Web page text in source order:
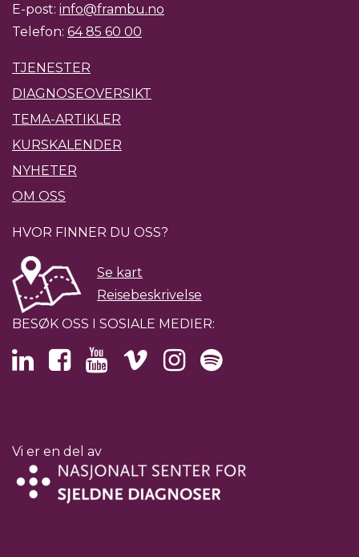
E-post: info@frambu.no
Telefon: 64 85 60 00
TJENESTER
DIAGNOSEOVERSIKT
TEMA-ARTIKLER
KURSKALENDER
NYHETER
OM OSS
HVOR FINNER DU OSS?
Se kart
Reisebeskrivelse
BESØK OSS I SOSIALE MEDIER:
Vi er en del av